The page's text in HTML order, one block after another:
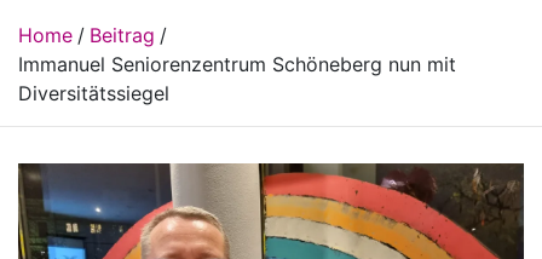
Home
Beitrag
Immanuel Seniorenzentrum Schöneberg nun mit
Diversitätssiegel